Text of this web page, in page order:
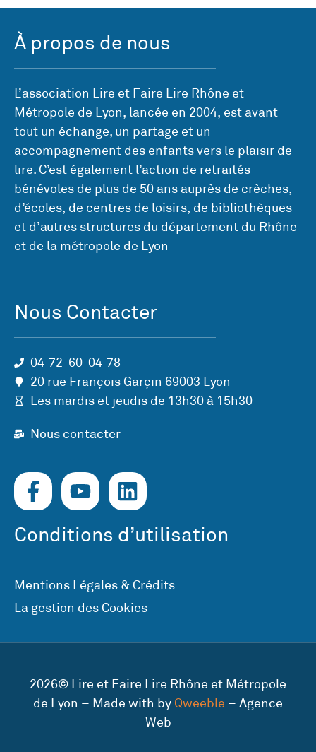
À propos de nous
L’association Lire et Faire Lire Rhône et
Métropole de Lyon, lancée en 2004, est avant
tout un échange, un partage et un
accompagnement des enfants vers le plaisir de
lire. C’est également l’action de retraités
bénévoles de plus de 50 ans auprès de crèches,
d’écoles, de centres de loisirs, de bibliothèques
et d’autres structures du département du Rhône
et de la métropole de Lyon
Nous Contacter
04-72-60-04-78
20 rue François Garçin 69003 Lyon
Les mardis et jeudis de 13h30 à 15h30
Nous contacter
Conditions d’utilisation
Mentions Légales & Crédits
La gestion des Cookies
2026© Lire et Faire Lire Rhône et Métropole
de Lyon – Made with by Qweeble – Agence
Web